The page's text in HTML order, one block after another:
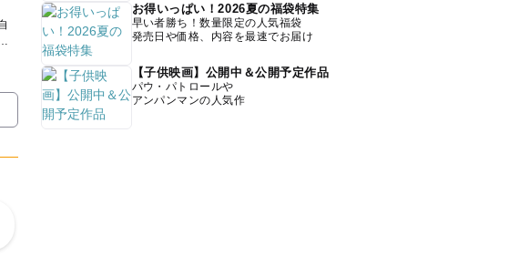
お得いっぱい！2026夏の福袋特集
早い者勝ち！数量限定の人気福袋
発売日や価格、内容を最速でお届け
【子供映画】公開中＆公開予定作品
パウ・パトロールや
アンパンマンの人気作